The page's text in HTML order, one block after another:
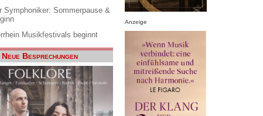
Symphoniker: Sommerpause &
Musikfestivals beginnt
Neue Besprechungen
Anzeige